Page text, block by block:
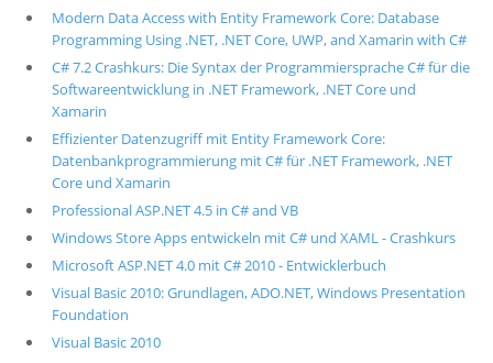
Modern Data Access with Entity Framework Core: Database
Programming Using .NET, .NET Core, UWP, and Xamarin with C#
C# 7.2 Crashkurs: Die Syntax der Programmiersprache C# für die
Softwareentwicklung in .NET Framework, .NET Core und
Xamarin
Effizienter Datenzugriff mit Entity Framework Core:
Datenbankprogrammierung mit C# für .NET Framework, .NET
Core und Xamarin
Professional ASP.NET 4.5 in C# and VB
Windows Store Apps entwickeln mit C# und XAML - Crashkurs
Microsoft ASP.NET 4.0 mit C# 2010 - Entwicklerbuch
Visual Basic 2010: Grundlagen, ADO.NET, Windows Presentation
Foundation
Visual Basic 2010